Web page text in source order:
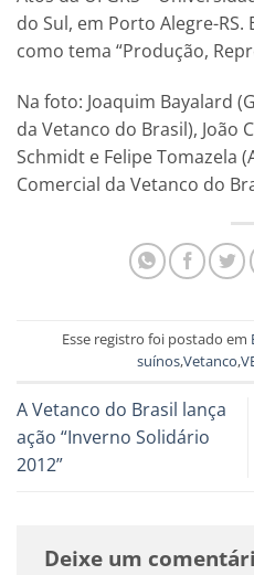
do Sul, em Porto Alegre-
como tema “Produção,
Na foto: Joaquim Bayalard
da Vetanco do Brasil), João
Schmidt e Felipe Tomazela
Comercial da Vetanco do
Esse registro foi postado em
suínos,Vetanco,
A Vetanco do Brasil lança
ação “Inverno Solidário
2012”
Deixe um